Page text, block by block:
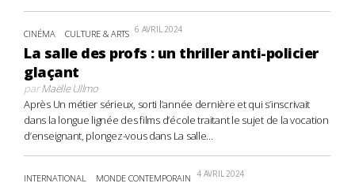
CINÉMA CULTURE & ARTS 6 AVRIL 2024
La salle des profs : un thriller anti-policier
glaçant
parMaëlle Ullmo
Après Un métier sérieux, sorti l’année dernière et qui s’inscrivait
dans la longue lignée des films d’école traitant le sujet de la vocation
d’enseignant, plongez-vous dans La salle...
INTERNATIONAL MONDE CONTEMPORAIN 4 AVRIL 2024